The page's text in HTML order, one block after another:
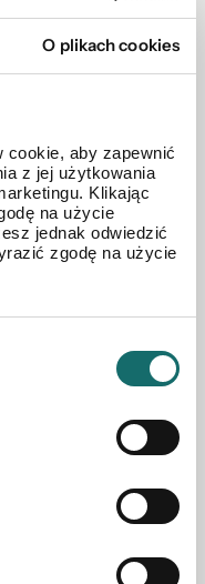
O plikach cookies
cookie, aby zapewnić
z jej użytkowania
Klikając
na użycie
jednak odwiedzić
zgodę na użycie
centrum